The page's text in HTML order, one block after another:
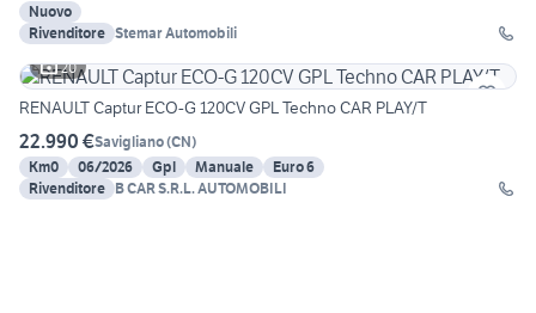
Nuovo
Rivenditore Stemar Automobili
20
RENAULT Captur ECO-G 120CV GPL Techno CAR PLAY/T
22.990 €Savigliano(CN)
Km0
06/2026 Gpl Manuale
Euro 6
Rivenditore B CAR S.R.L. AUTOMOBILI